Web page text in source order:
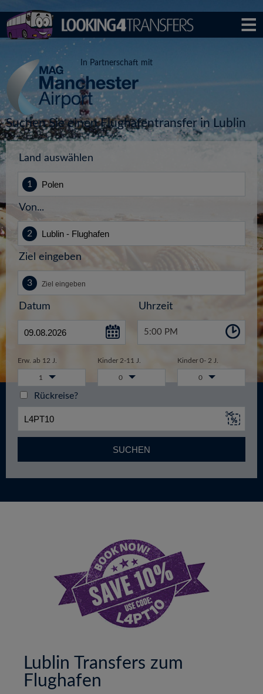
In Partnerschaft mit
Suchen Sie einen Flughafentransfer in Lublin
Land auswählen
Von...
Ziel eingeben
Datum Uhrzeit
5:00 PM
Erw. ab 12 J. Kinder 2-11 J. Kinder 0- 2 J.
1 0 0
Rückreise?
SUCHEN
Lublin Transfers zum
Flughafen